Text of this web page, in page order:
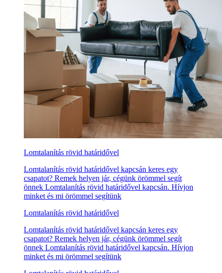
Lomtalanítás rövid határidővel
Lomtalanítás rövid határidővel kapcsán keres egy
csapatot? Remek helyen jár, cégünk örömmel segít
önnek Lomtalanítás rövid határidővel kapcsán. Hívjon
minket és mi örömmel segítünk
Lomtalanítás rövid határidővel
Lomtalanítás rövid határidővel kapcsán keres egy
csapatot? Remek helyen jár, cégünk örömmel segít
önnek Lomtalanítás rövid határidővel kapcsán. Hívjon
minket és mi örömmel segítünk